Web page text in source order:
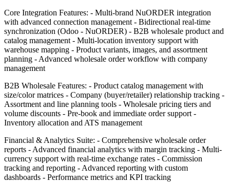
Core Integration Features: - Multi-brand NuORDER integration
with advanced connection management - Bidirectional real-time
synchronization (Odoo - NuORDER) - B2B wholesale product and
catalog management - Multi-location inventory support with
warehouse mapping - Product variants, images, and assortment
planning - Advanced wholesale order workflow with company
management
B2B Wholesale Features: - Product catalog management with
size/color matrices - Company (buyer/retailer) relationship tracking -
Assortment and line planning tools - Wholesale pricing tiers and
volume discounts - Pre-book and immediate order support -
Inventory allocation and ATS management
Financial & Analytics Suite: - Comprehensive wholesale order
reports - Advanced financial analytics with margin tracking - Multi-
currency support with real-time exchange rates - Commission
tracking and reporting - Advanced reporting with custom
dashboards - Performance metrics and KPI tracking